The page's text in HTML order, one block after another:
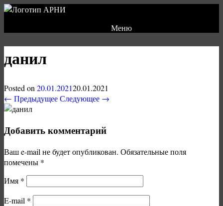
Меню
данил
Posted on 20.01.202120.01.2021
← ПредыдущееСледующее →
Добавить комментарий
Ваш e-mail не будет опубликован. Обязательные поля
помечены *
Имя *
E-mail *